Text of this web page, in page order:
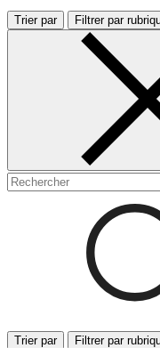
Trier par Filtrer par
Trier par Filtrer par